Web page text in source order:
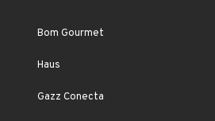
Bom Gourmet
Haus
Gazz Conecta